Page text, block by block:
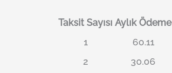
Taksit Sayısı Aylık Ödeme
1
60.11
2
30.06